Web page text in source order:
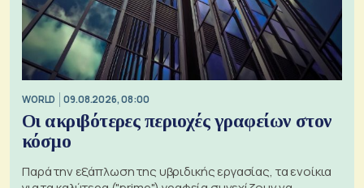
WORLD 09.08.2026, 08:00
Οι ακριβότερες περιοχές γραφείων στον
κόσμο
Παρά την εξάπλωση της υβριδικής εργασίας, τα ενοίκια